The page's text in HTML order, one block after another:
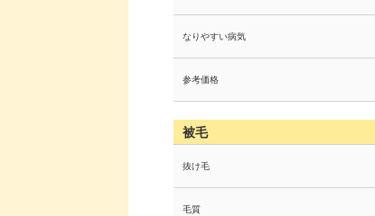
なりやすい病気
参考価格
被毛
抜け毛
毛質